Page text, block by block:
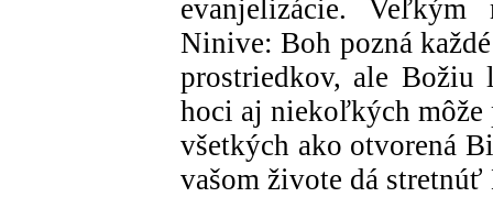
evanjelizácie.
Ninive: Boh pozná
prostriedkov, ale Božiu
hoci aj niekoľkých môže
všetkých ako otvorená
vašom živote dá